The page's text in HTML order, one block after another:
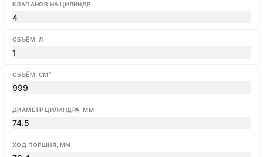
КЛАПАНОВ НА ЦИЛИНДР
4
ОБЪЁМ, Л
1
ОБЪЁМ, СМ³
999
ДИАМЕТР ЦИЛИНДРА, ММ
74.5
ХОД ПОРШНЯ, ММ